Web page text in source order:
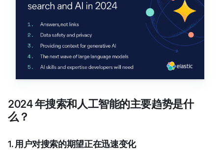
2024 年搜索和人工智能的主要趋势是什
么？
1. 用户对搜索的期望正在迅速变化